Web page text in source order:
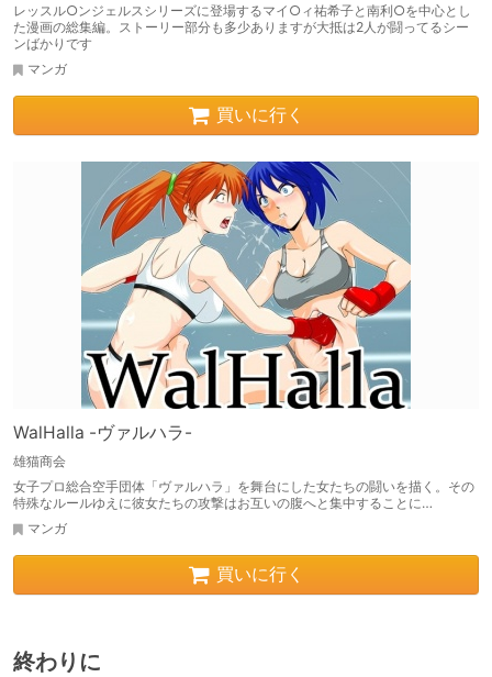
レッスル○ンジェルスシリーズに登場するマイ○ィ祐希子と南利○を中心とし
た漫画の総集編。ストーリー部分も多少ありますが大抵は2人が闘ってるシー
ンばかりです
マンガ
買いに行く
WalHalla -ヴァルハラ-
雄猫商会
女子プロ総合空手団体「ヴァルハラ」を舞台にした女たちの闘いを描く。その
特殊なルールゆえに彼女たちの攻撃はお互いの腹へと集中することに…
マンガ
買いに行く
終わりに